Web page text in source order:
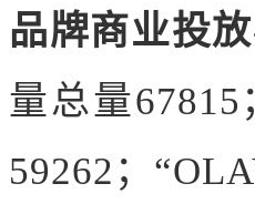
品牌商业投
量总量67815
59262；